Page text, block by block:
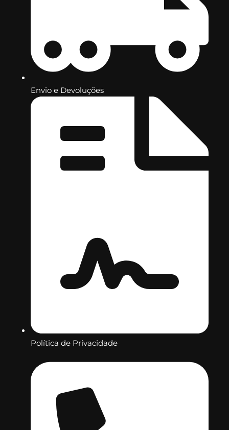
Envio e Devoluções
Política de Privacidade